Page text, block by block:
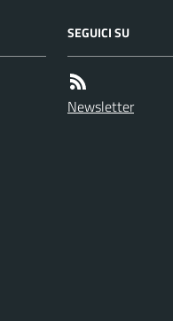
SEGUICI SU
Newsletter